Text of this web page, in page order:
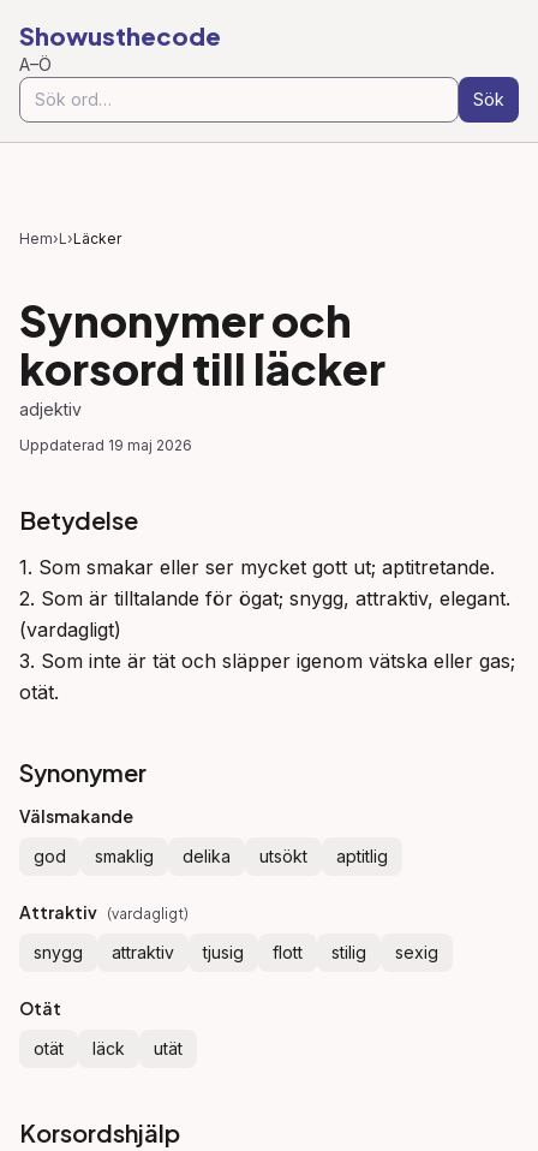
Showusthecode
A–Ö
Sök
Hem›L›Läcker
Synonymer och
korsord till läcker
adjektiv
Uppdaterad 19 maj 2026
Betydelse
1. Som smakar eller ser mycket gott ut; aptitretande.
2. Som är tilltalande för ögat; snygg, attraktiv, elegant.
(vardagligt)
3. Som inte är tät och släpper igenom vätska eller gas;
otät.
Synonymer
Välsmakande
god smaklig delika utsökt aptitlig
Attraktiv (vardagligt)
snygg attraktiv tjusig flott stilig sexig
Otät
otät läck utät
Korsordshjälp